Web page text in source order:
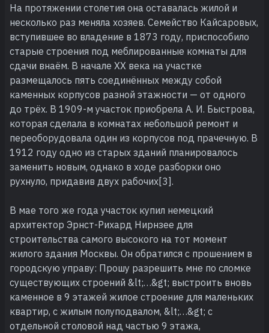
На протяжении столетия она оставалась жилой и
несколько раз меняла хозяев. Семейство Кайсаровых,
вступившее во владение в 1873 году, приспособило
старые строения под меблированные комнаты для
сдачи внаём. В начале XX века на участке
размещалось пять соединённых между собой
каменных корпусов разной этажности — от одного
до трёх. В 1909-м участок приобрела А. И. Быстрова,
которая сделала в комнатах небольшой ремонт и
переоборудовала один из корпусов под прачечную. В
1912 году одно из старых зданий планировалось
заменить новым, однако в ходе разборки оно
рухнуло, придавив двух рабочих[3].
В мае того же года участок купил немецкий
архитектор Эрнст-Рихард Нирнзее для
строительства самого высокого на тот момент
жилого здания Москвы. Он обратился с прошением в
городскую управу: Прошу разрешить мне по сломке
существующих строений &lt;…&gt; выстроить вновь
каменное в 9 этажей жилое строение для маленьких
квартир, с жилым полуподвалом, &lt;…&gt; с
отдельной столовой над частью 9 этажа,